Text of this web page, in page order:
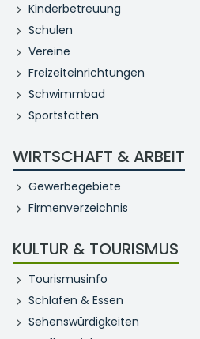
Kinderbetreuung
Schulen
Vereine
Freizeiteinrichtungen
Schwimmbad
Sportstätten
WIRTSCHAFT & ARBEIT
Gewerbegebiete
Firmenverzeichnis
KULTUR & TOURISMUS
Tourismusinfo
Schlafen & Essen
Sehenswürdigkeiten